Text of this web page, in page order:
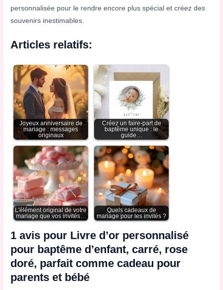
personnalisée pour le rendre encore plus spécial et créez des
souvenirs inestimables.
Articles relatifs:
Joyeux anniversaire de
mariage : messages
originaux
Créez un faire-part de
baptême unique : le
guide…
L'élément original de votre
mariage que vos invités…
Quels cadeaux de
mariage pour les invités ?
1 avis pour Livre d’or personnalisé
pour baptême d’enfant, carré, rose
doré, parfait comme cadeau pour
parents et bébé